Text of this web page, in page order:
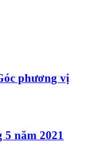
phương vị
5 năm 2021